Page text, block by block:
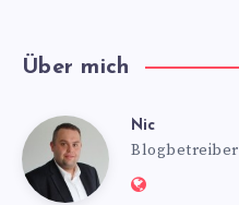
Über mich
Nic Nic
Blogbetreiber
Website: